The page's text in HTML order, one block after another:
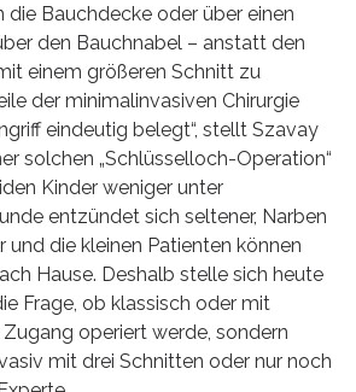
die Bauchdecke oder über einen
den Bauchnabel – anstatt den
einem größeren Schnitt zu
der minimalinvasiven Chirurgie
eindeutig belegt“, stellt Szavay
solchen „Schlüsselloch-Operation“
Kinder weniger unter
entzündet sich seltener, Narben
und die kleinen Patienten können
Hause. Deshalb stelle sich heute
Frage, ob klassisch oder mit
operiert werde, sondern
mit drei Schnitten oder nur noch